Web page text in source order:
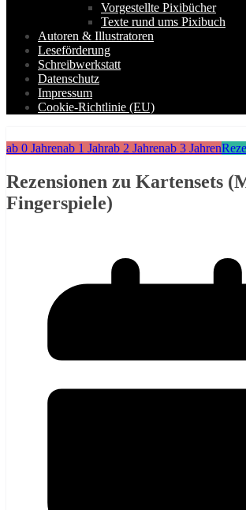
Vorgestellte Pixibücher
Texte rund ums Pixibuch
Autoren & Illustratoren
Leseförderung
Schreibwerkstatt
Datenschutz
Impressum
Cookie-Richtlinie (EU)
ab 0 Jahrenab 1 Jahrab 2 Jahrenab 3 Jahren
Rezensionen zu Kartensets
Fingerspiele)